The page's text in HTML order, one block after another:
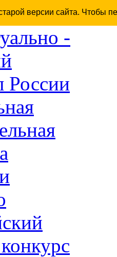
версии сайта. Чтобы
-
России